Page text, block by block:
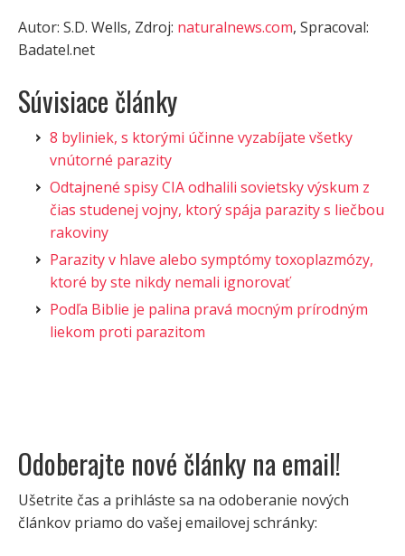
Autor: S.D. Wells, Zdroj: naturalnews.com, Spracoval:
Badatel.net
Súvisiace články
8 byliniek, s ktorými účinne vyzabíjate všetky
vnútorné parazity
Odtajnené spisy CIA odhalili sovietsky výskum z
čias studenej vojny, ktorý spája parazity s liečbou
rakoviny
Parazity v hlave alebo symptómy toxoplazmózy,
ktoré by ste nikdy nemali ignorovať
Podľa Biblie je palina pravá mocným prírodným
liekom proti parazitom
Odoberajte nové články na email!
Ušetrite čas a prihláste sa na odoberanie nových
článkov priamo do vašej emailovej schránky: